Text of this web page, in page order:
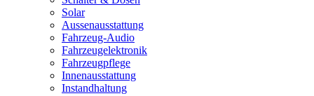
Solar
Aussenausstattung
Fahrzeug-Audio
Fahrzeugelektronik
Fahrzeugpflege
Innenausstattung
Instandhaltung